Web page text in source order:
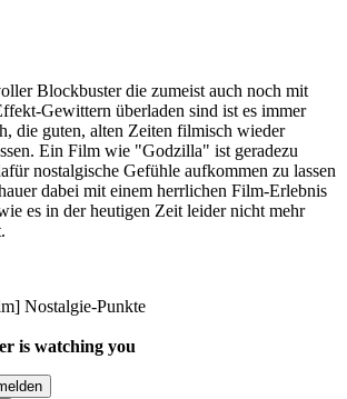
Blockbuster die zumeist auch noch mit
Gewittern überladen sind ist es immer
die guten, alten Zeiten filmisch wieder
Ein Film wie "Godzilla" ist geradezu
nostalgische Gefühle aufkommen zu lassen
dabei mit einem herrlichen Film-Erlebnis
es in der heutigen Zeit leider nicht mehr
Nostalgie-Punkte
is watching you